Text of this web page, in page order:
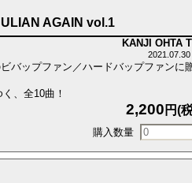
AGAIN vol.1
KANJI OHTA
バップファン／ハードバップファンに
、全10曲！
2,200 円(